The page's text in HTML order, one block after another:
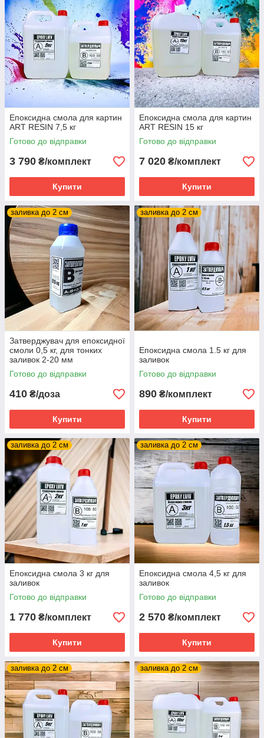
Епоксидна смола для картин
ART RESIN 7,5 кг
Готово до відправки
3 790 ₴/комплект
Купити
Епоксидна смола для картин
ART RESIN 15 кг
Готово до відправки
7 020 ₴/комплект
Купити
заливка до 2 см
Затверджувач для епоксидної
смоли 0,5 кг, для тонких
заливок 2-20 мм
Готово до відправки
410 ₴/доза
Купити
заливка до 2 см
Епоксидна смола 1.5 кг для
заливок
Готово до відправки
890 ₴/комплект
Купити
заливка до 2 см
Епоксидна смола 3 кг для
заливок
Готово до відправки
1 770 ₴/комплект
Купити
заливка до 2 см
Епоксидна смола 4,5 кг для
заливок
Готово до відправки
2 570 ₴/комплект
Купити
заливка до 2 см заливка до 2 см